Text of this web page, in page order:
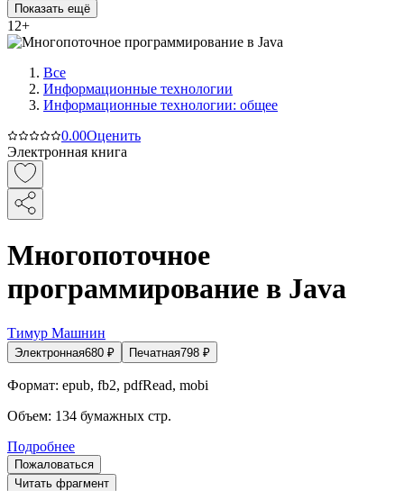
Показать ещё
12+
Все
Информационные технологии
Информационные технологии: общее
0.00Оценить
Электронная книга
Многопоточное
программирование в Java
Тимур Машнин
Электронная680 ₽ Печатная798 ₽
Формат: epub, fb2, pdfRead, mobi
Объем: 134 бумажных стр.
Подробнее
Пожаловаться
Читать фрагмент